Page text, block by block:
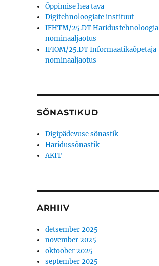
Õppimise hea tava
Digitehnoloogiate instituut
IFHTM/25.DT Haridustehnoloogia
nominaaljaotus
IFIOM/25.DT Informaatikaõpetaja
nominaaljaotus
SÕNASTIKUD
Digipädevuse sõnastik
Haridussõnastik
AKIT
ARHIIV
detsember 2025
november 2025
oktoober 2025
september 2025